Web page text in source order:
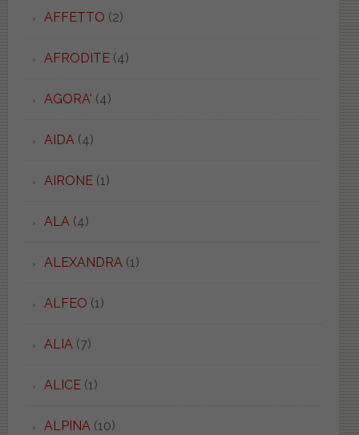
AFFETTO (2)
AFRODITE(4)
AGORA' (4)
AIDA(4)
AIRONE(1)
ALA(4)
ALEXANDRA(1)
ALFEO (1)
ALIA(7)
ALICE(1)
ALPINA(10)